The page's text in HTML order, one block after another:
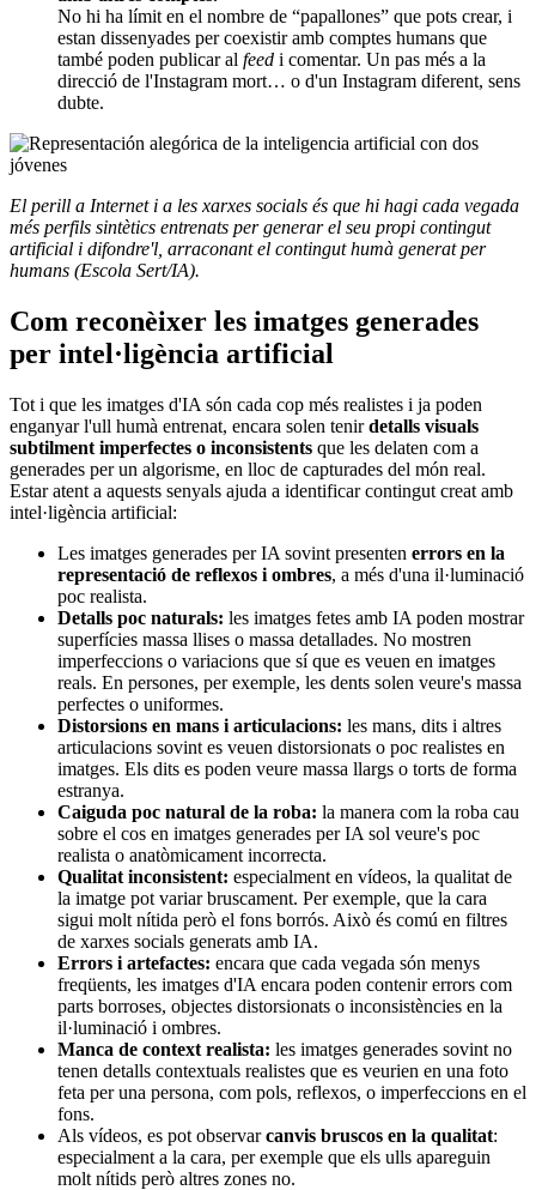
No hi ha límit en el nombre de “papallones” que pots crear, i
estan dissenyades per coexistir amb comptes humans que
també poden publicar al feed i comentar. Un pas més a la
direcció de l'Instagram mort… o d'un Instagram diferent, sens
dubte.
El perill a Internet i a les xarxes socials és que hi hagi cada vegada
més perfils sintètics entrenats per generar el seu propi contingut
artificial i difondre'l, arraconant el contingut humà generat per
humans (Escola Sert/IA).
Com reconèixer les imatges generades
per intel·ligència artificial
Tot i que les imatges d'IA són cada cop més realistes i ja poden
enganyar l'ull humà entrenat, encara solen tenirdetalls visuals
subtilment imperfectes o inconsistents que les delaten com a
generades per un algorisme, en lloc de capturades del món real.
Estar atent a aquests senyals ajuda a identificar contingut creat amb
intel·ligència artificial:
Les imatges generades per IA sovint presenten errors en la
representació de reflexos i ombres, a més d'una il·luminació
poc realista.
Detalls poc naturals: les imatges fetes amb IA poden mostrar
superfícies massa llises o massa detallades. No mostren
imperfeccions o variacions que sí que es veuen en imatges
reals. En persones, per exemple, les dents solen veure's massa
perfectes o uniformes.
Distorsions en mans i articulacions: les mans, dits i altres
articulacions sovint es veuen distorsionats o poc realistes en
imatges. Els dits es poden veure massa llargs o torts de forma
estranya.
Caiguda poc natural de la roba: la manera com la roba cau
sobre el cos en imatges generades per IA sol veure's poc
realista o anatòmicament incorrecta.
Qualitat inconsistent: especialment en vídeos, la qualitat de
la imatge pot variar bruscament. Per exemple, que la cara
sigui molt nítida però el fons borrós. Això és comú en filtres
de xarxes socials generats amb IA.
Errors i artefactes: encara que cada vegada són menys
freqüents, les imatges d'IA encara poden contenir errors com
parts borroses, objectes distorsionats o inconsistències en la
il·luminació i ombres.
Manca de context realista: les imatges generades sovint no
tenen detalls contextuals realistes que es veurien en una foto
feta per una persona, com pols, reflexos, o imperfeccions en el
fons.
Als vídeos, es pot observarcanvis bruscos en la qualitat:
especialment a la cara, per exemple que els ulls apareguin
molt nítids però altres zones no.